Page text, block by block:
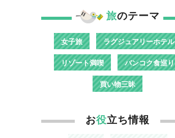
旅のテーマ
女子旅 ラグジュアリーホテル
リゾート満喫 バンコク食巡り
買い物三昧
お役立ち情報